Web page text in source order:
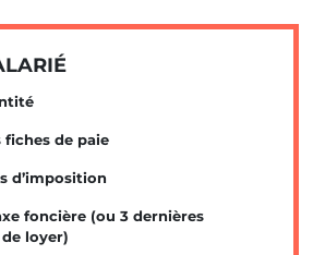
fiches de paie
d’imposition
foncière (ou 3 dernières
loyer)